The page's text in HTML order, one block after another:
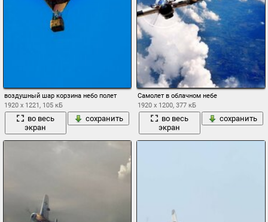
воздушный шар корзина небо полет
1920 x 1221, 105 кБ
во весь
экран
сохранить
Самолет в облачном небе
1920 x 1200, 377 кБ
во весь
экран
сохранить